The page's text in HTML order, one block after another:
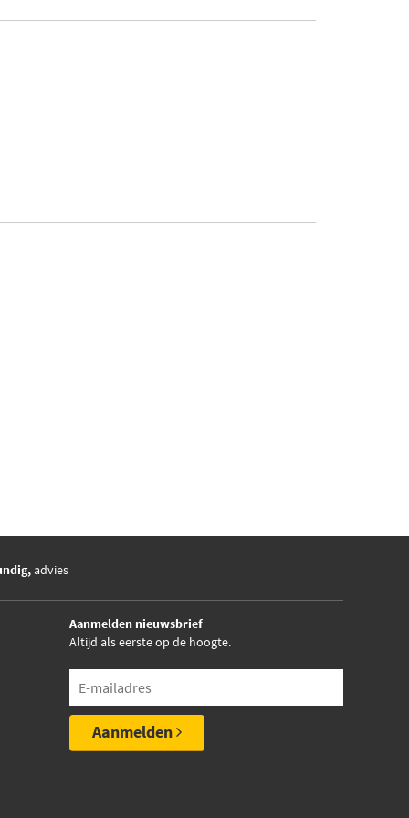
advies
Aanmelden nieuwsbrief
Altijd als eerste op de hoogte.
Aanmelden